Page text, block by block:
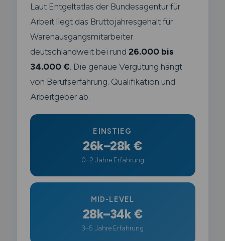
Laut Entgeltatlas der Bundesagentur für
Arbeit liegt das Bruttojahresgehalt für
Warenausgangsmitarbeiter
deutschlandweit bei rund 26.000 bis
34.000 €. Die genaue Vergütung hängt
von Berufserfahrung. Qualifikation und
Arbeitgeber ab.
EINSTIEG
26k–28k €
0–2 Jahre Erfahrung
MID-LEVEL
28k–34k €
3–5 Jahre Erfahrung